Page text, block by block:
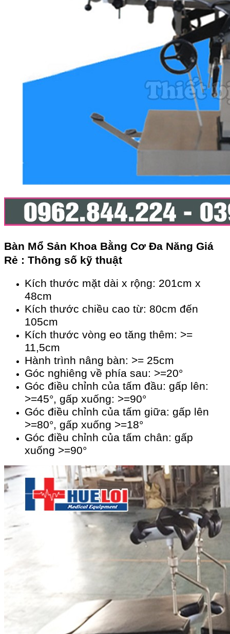
Bàn Mổ Sản Khoa Bằng Cơ Đa Năng Giá
Rẻ : Thông số kỹ thuật
Kích thước mặt dài x rộng: 201cm x
48cm
Kích thước chiều cao từ: 80cm đến
105cm
Kích thước vòng eo tăng thêm: >=
11,5cm
Hành trình nâng bàn: >= 25cm
Góc nghiêng về phía sau: >=20°
Góc điều chỉnh của tấm đầu: gấp lên:
>=45°, gấp xuống: >=90°
Góc điều chỉnh của tấm giữa: gấp lên
>=80°, gấp xuống >=18°
Góc điều chỉnh của tấm chân: gấp
xuống >=90°